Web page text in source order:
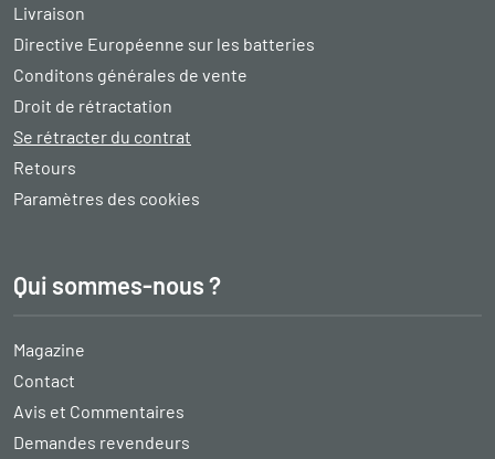
Livraison
Directive Européenne sur les batteries
Conditons générales de vente
Droit de rétractation
Se rétracter du contrat
Retours
Paramètres des cookies
Qui sommes-nous ?
Magazine
Contact
Avis et Commentaires
Demandes revendeurs